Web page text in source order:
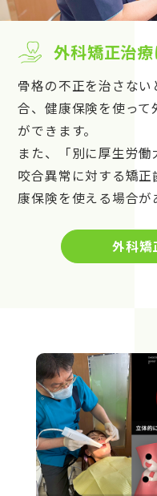
外科矯正治
骨格の不正を治さな
合、健康保険を使って
ができます。
また、「別に厚生労
咬合異常に対する矯
康保険を使える場合が
外科矯